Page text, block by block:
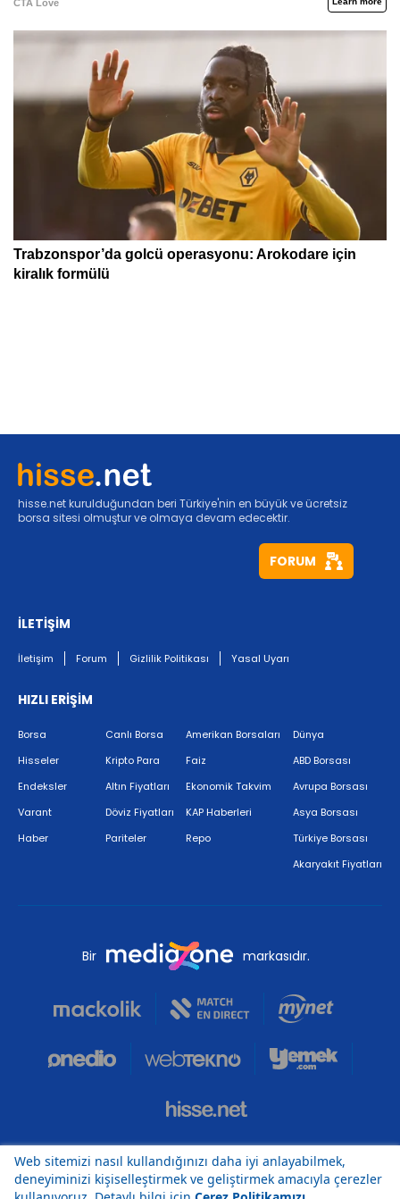
hisse.net kurulduğundan beri Türkiye'nin en büyük ve ücretsiz
borsa sitesi olmuştur ve olmaya devam edecektir.
FORUM
İLETİŞİM
İletişim Forum Gizlilik Politikası Yasal Uyarı
HIZLI ERİŞİM
Borsa
Hisseler
Endeksler
Varant
Haber
Canlı Borsa
Kripto Para
Altın Fiyatları
Döviz Fiyatları
Pariteler
Amerikan Borsaları
Faiz
Ekonomik Takvim
KAP Haberleri
Repo
Dünya
ABD Borsası
Avrupa Borsası
Asya Borsası
Türkiye Borsası
Akaryakıt Fiyatları
Bir markasıdır.